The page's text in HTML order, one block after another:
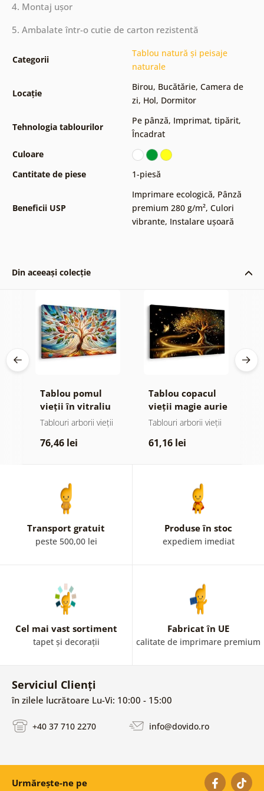
4. Montaj ușor
5. Ambalate într-o cutie de carton rezistentă
Categorii
Tablou natură și peisaje
naturale
Locație
Birou, Bucătărie, Camera de
zi, Hol, Dormitor
Tehnologia tablourilor
Pe pânză, Imprimat, tipărit,
Încadrat
Culoare
Cantitate de piese
1-piesă
Beneficii USP
Imprimare ecologică, Pânză
premium 280 g/m², Culori
vibrante, Instalare ușoară
Din aceeași colecție
Tablou pomul
vieții în vitraliu
colorat
Tablouri arborii vieții
76,46 lei
Tablou copacul
vieții magie aurie
Tablouri arborii vieții
61,16 lei
Transport gratuit
peste 500,00 lei
Produse în stoc
expediem imediat
Cel mai vast sortiment
tapet și decorații
Fabricat în UE
calitate de imprimare premium
Serviciul Clienți
în zilele lucrătoare Lu-Vi: 10:00 - 15:00
+40 37 710 2270 info@dovido.ro
Urmărește-ne pe